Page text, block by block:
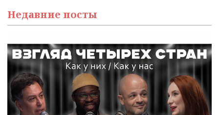
Недавние посты